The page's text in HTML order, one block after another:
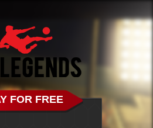
FOR FREE